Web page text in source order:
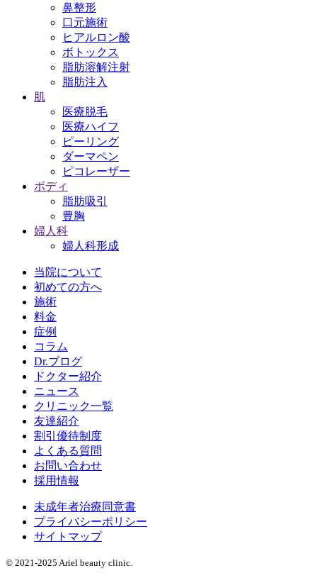
鼻整形
口元施術
ヒアルロン酸
ボトックス
脂肪溶解注射
脂肪注入
肌
医療脱毛
医療ハイフ
ピーリング
ダーマペン
ピコレーザー
ボディ
脂肪吸引
豊胸
婦人科
婦人科形成
当院について
初めての方へ
施術
料金
症例
コラム
Dr.ブログ
ドクター紹介
ニュース
クリニック一覧
友達紹介
割引優待制度
よくある質問
お問い合わせ
採用情報
未成年者治療同意書
プライバシーポリシー
サイトマップ
© 2021-2025 Ariel beauty clinic.